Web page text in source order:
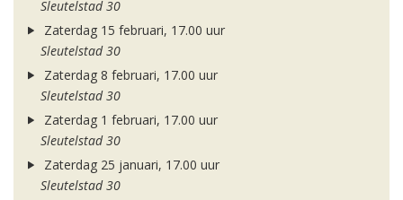
Sleutelstad 30
Zaterdag 15 februari, 17.00 uur
Sleutelstad 30
Zaterdag 8 februari, 17.00 uur
Sleutelstad 30
Zaterdag 1 februari, 17.00 uur
Sleutelstad 30
Zaterdag 25 januari, 17.00 uur
Sleutelstad 30